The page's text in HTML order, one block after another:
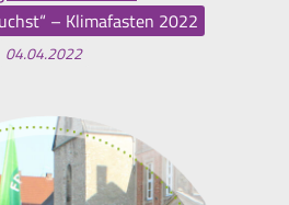
– Klimafasten 2022
04.04.2022